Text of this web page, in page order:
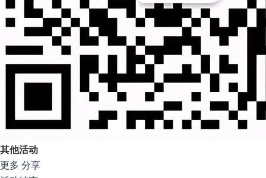
其他活动
更多 分享